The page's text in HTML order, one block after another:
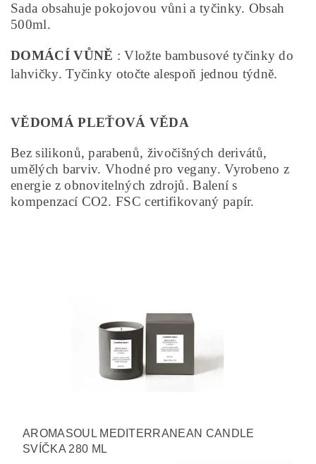
Sada obsahuje pokojovou vůni a tyčinky. Obsah
500ml.
DOMÁCÍ VŮNĚ : Vložte bambusové tyčinky do
lahvičky. Tyčinky otočte alespoň jednou týdně.
VĚDOMÁ PLEŤOVÁ VĚDA
Bez silikonů, parabenů, živočišných derivátů,
umělých barviv. Vhodné pro vegany. Vyrobeno z
energie z obnovitelných zdrojů. Balení s
kompenzací CO2. FSC certifikovaný papír.
AROMASOUL MEDITERRANEAN CANDLE
SVÍČKA 280 ML